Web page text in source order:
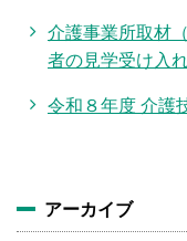
介護事業所取材
者の見学受け入
令和８年度 介護
アーカイブ